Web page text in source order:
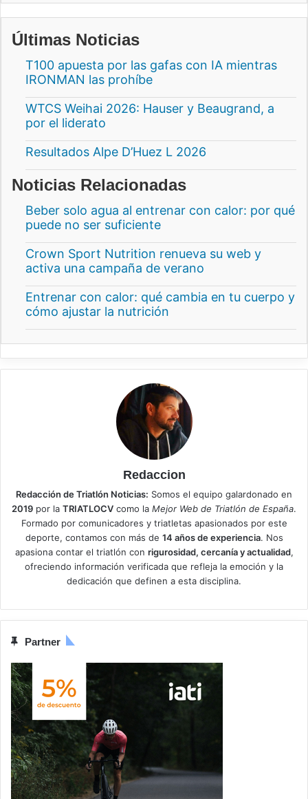
Últimas Noticias
T100 apuesta por las gafas con IA mientras
IRONMAN las prohíbe
WTCS Weihai 2026: Hauser y Beaugrand, a
por el liderato
Resultados Alpe D’Huez L 2026
Noticias Relacionadas
Beber solo agua al entrenar con calor: por qué
puede no ser suficiente
Crown Sport Nutrition renueva su web y
activa una campaña de verano
Entrenar con calor: qué cambia en tu cuerpo y
cómo ajustar la nutrición
Redaccion
Redacción de Triatlón Noticias: Somos el equipo galardonado en
2019 por la TRIATLOCV como la Mejor Web de Triatlón de España.
Formado por comunicadores y triatletas apasionados por este
deporte, contamos con más de 14 años de experiencia. Nos
apasiona contar el triatlón con rigurosidad, cercanía y actualidad,
ofreciendo información verificada que refleja la emoción y la
dedicación que definen a esta disciplina.
Partner